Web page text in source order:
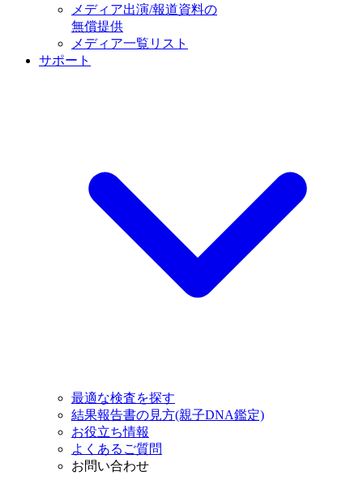
メディア出演/報道資料の
無償提供
メディア一覧リスト
サポート
最適な検査を探す
結果報告書の見方(親子DNA鑑定)
お役立ち情報
よくあるご質問
お問い合わせ